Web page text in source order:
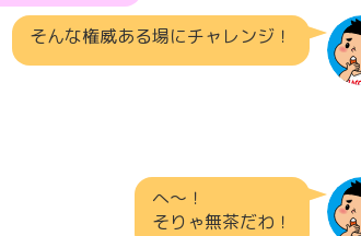
そんな権威ある場にチャレンジ！
へ〜！
そりゃ無茶だわ！